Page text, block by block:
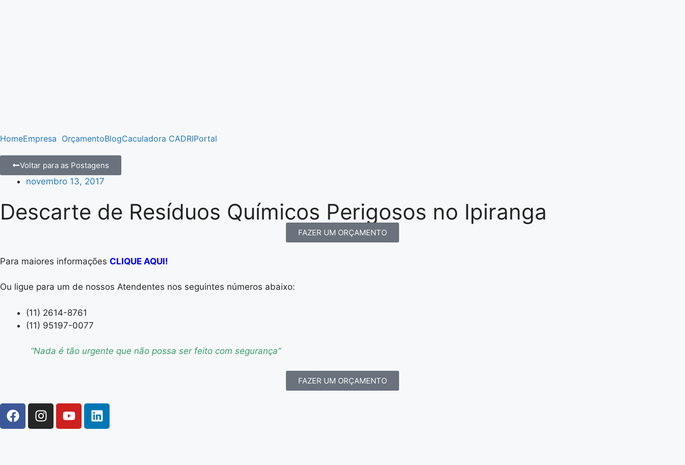
HomeEmpresa OrçamentoBlogCaculadora CADRIPortal
Voltar para as Postagens
novembro 13, 2017
Descarte de Resíduos Químicos Perigosos no Ipiranga
FAZER UM ORÇAMENTO
Para maiores informações CLIQUE AQUI!
Ou ligue para um de nossos Atendentes nos seguintes números abaixo:
(11) 2614-8761
(11) 95197-0077
“Nada é tão urgente que não possa ser feito com segurança”
FAZER UM ORÇAMENTO